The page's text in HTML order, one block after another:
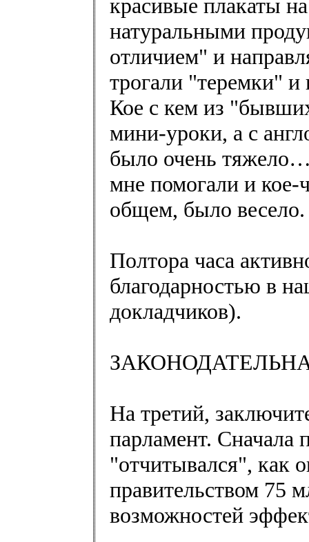
красивые плакаты
натуральными
отличием" и
трогали "теремки" и
Кое с кем из
мини-уроки, а с
было очень
мне помогали и
общем, было весело.
Полтора часа
благодарностью в
докладчиков).
На третий,
парламент. Сначала
"отчитывался", как
правительством 75
возможностей